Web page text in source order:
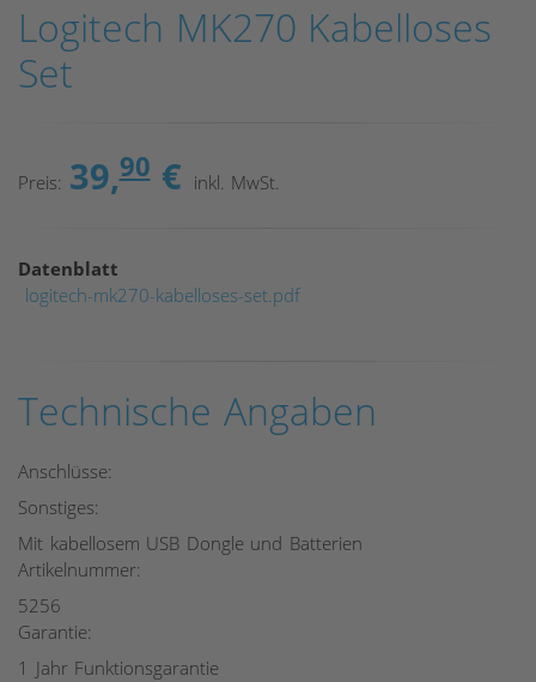
Logitech MK270 Kabelloses
Set
Preis: 39,90€ inkl. MwSt.
Datenblatt
logitech-mk270-kabelloses-set.pdf
Technische Angaben
Anschlüsse:
Sonstiges:
Mit kabellosem USB Dongle und Batterien
Artikelnummer:
5256
Garantie:
1 Jahr Funktionsgarantie